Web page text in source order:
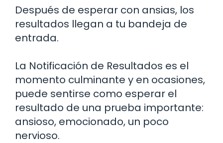
Después de esperar con ansias, los
resultados llegan a tu bandeja de
entrada.
La Notificación de Resultados es el
momento culminante y en ocasiones,
puede sentirse como esperar el
resultado de una prueba importante:
ansioso, emocionado, un poco
nervioso.